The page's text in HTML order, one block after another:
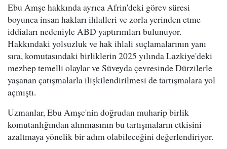
Ebu Amşe hakkında ayrıca Afrin'deki görev süresi
boyunca insan hakları ihlalleri ve zorla yerinden etme
iddiaları nedeniyle ABD yaptırımları bulunuyor.
Hakkındaki yolsuzluk ve hak ihlali suçlamalarının yanı
sıra, komutasındaki birliklerin 2025 yılında Lazkiye'deki
mezhep temelli olaylar ve Süveyda çevresinde Dürzilerle
yaşanan çatışmalarla ilişkilendirilmesi de tartışmalara yol
açmıştı.
Uzmanlar, Ebu Amşe'nin doğrudan muharip birlik
komutanlığından alınmasının bu tartışmaların etkisini
azaltmaya yönelik bir adım olabileceğini değerlendiriyor.